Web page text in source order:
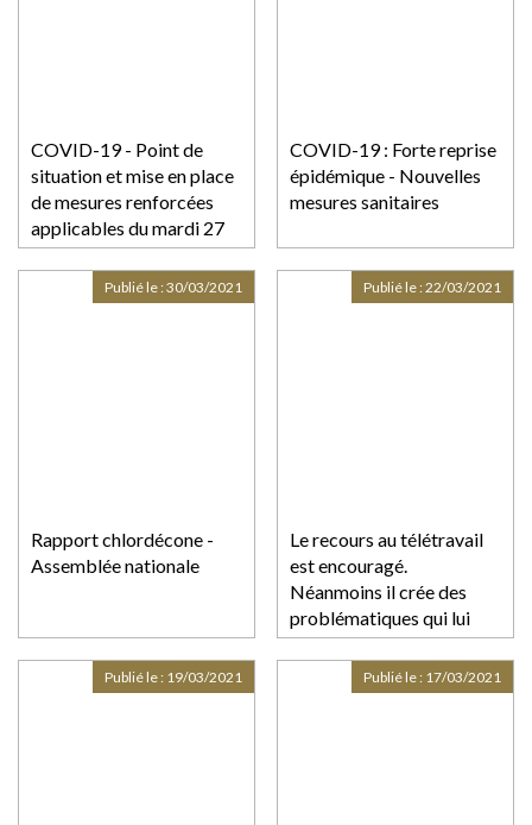
COVID-19 - Point de
situation et mise en place
de mesures renforcées
applicables du mardi 27
avril pour 3 semaines
COVID-19 : Forte reprise
épidémique - Nouvelles
mesures sanitaires
Rapport chlordécone -
Assemblée nationale
Publié le :30/03/2021
Le recours au télétravail
est encouragé.
Néanmoins il crée des
problématiques qui lui
sont particulières
Publié le :22/03/2021
Publié le : 19/03/2021 Publié le : 17/03/2021